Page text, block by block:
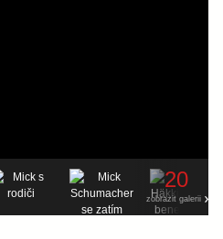
20
zobrazit galerii